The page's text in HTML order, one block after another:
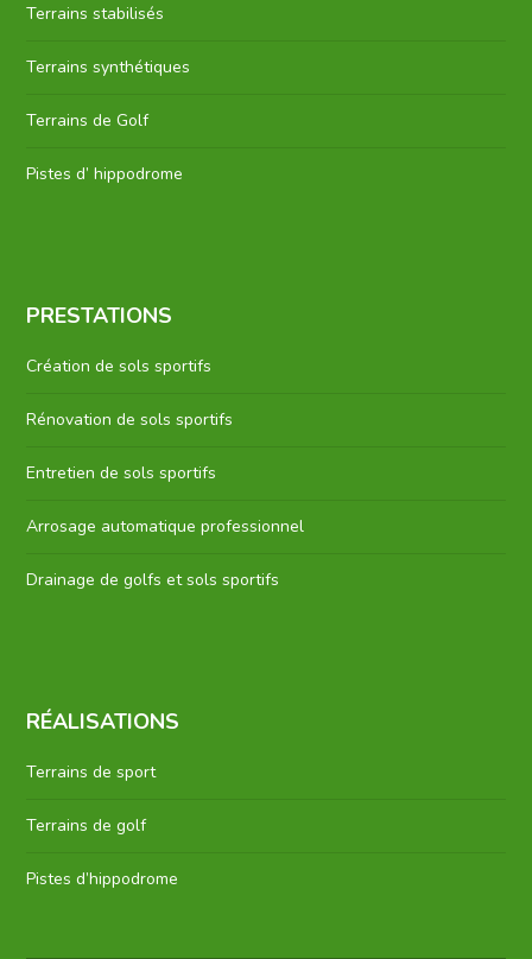
Terrains stabilisés
Terrains synthétiques
Terrains de Golf
Pistes d’ hippodrome
PRESTATIONS
Création de sols sportifs
Rénovation de sols sportifs
Entretien de sols sportifs
Arrosage automatique professionnel
Drainage de golfs et sols sportifs
RÉALISATIONS
Terrains de sport
Terrains de golf
Pistes d’hippodrome